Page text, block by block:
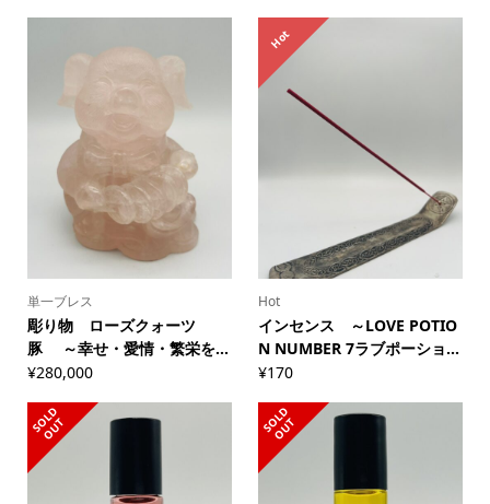
単一ブレス
彫り物 ローズクォーツ
豚 ～幸せ・愛情・繁栄を...
¥280,000
Hot
Hot
インセンス ～LOVE POTIO
N NUMBER 7ラブポーショ...
¥170
S
O
L
D
O
U
T S
O
L
D
O
U
T